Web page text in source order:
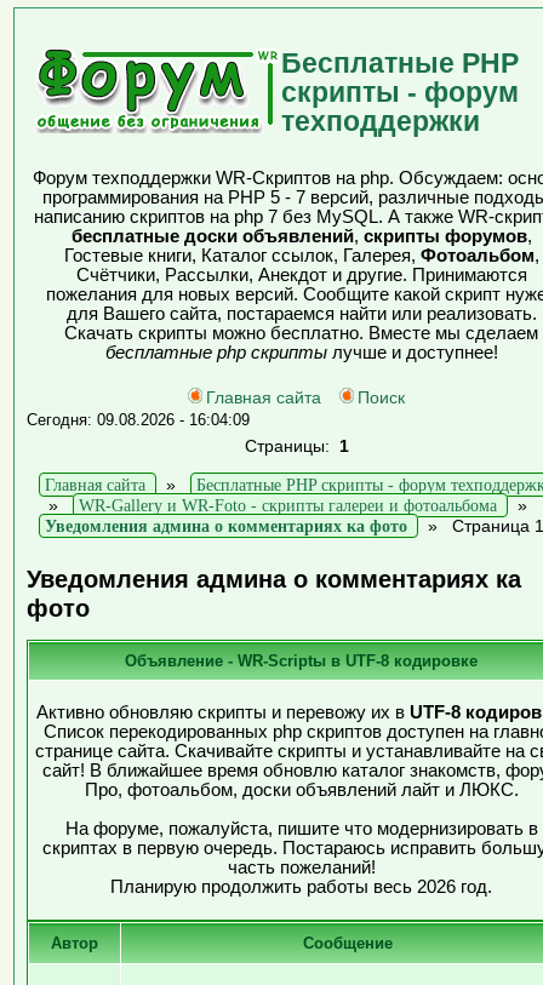
Бесплатные PHP
скрипты - форум
техподдержки
Форум техподдержки WR-Скриптов на php. Обсуждаем:
программирования на PHP 5 - 7 версий, различные
написанию скриптов на php 7 без MySQL. А также WR-
бесплатные доски объявлений, скрипты форумов,
Гостевые книги, Каталог ссылок, Галерея, Фотоальбом,
Счётчики, Рассылки, Анекдот и другие. Принимаются
пожелания для новых версий. Сообщите какой скрипт
для Вашего сайта, постараемся найти или реализовать.
Скачать скрипты можно бесплатно. Вместе мы сделаем
бесплатные php скриптылучше и доступнее!
Главная сайта Поиск
Сегодня: 09.08.2026 - 16:04:09
Страницы: 1
Главная сайта
»
Бесплатные PHP скрипты - форум
»
WR-Gallery и WR-Foto - скрипты галереи и фотоальбома
»
Уведомления админа о комментариях ка фото
» Страница 1
Уведомления админа о комментариях ка
фото
Объявление - WR-Scriptы в UTF-8 кодировке
Активно обновляю скрипты и перевожу их в UTF-8
Список перекодированных php скриптов доступен на
странице сайта. Скачивайте скрипты и устанавливайте на
сайт! В ближайшее время обновлю каталог знакомств,
Про, фотоальбом, доски объявлений лайт и ЛЮКС.
На форуме, пожалуйста, пишите что модернизировать в
скриптах в первую очередь. Постараюсь исправить
часть пожеланий!
Планирую продолжить работы весь 2026 год.
Автор Сообщение